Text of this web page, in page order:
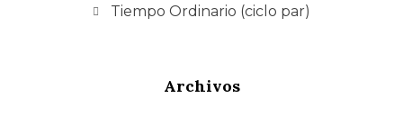
Tiempo Ordinario (ciclo par)
Archivos